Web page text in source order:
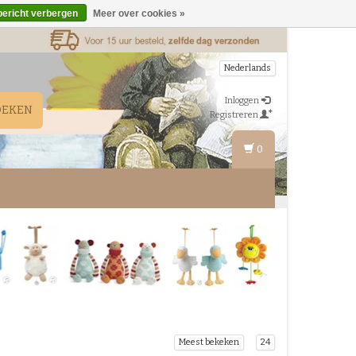
Nederlands
Inloggen
Registreren
0
Meest bekeken 24
verbergen Meer over cookies »